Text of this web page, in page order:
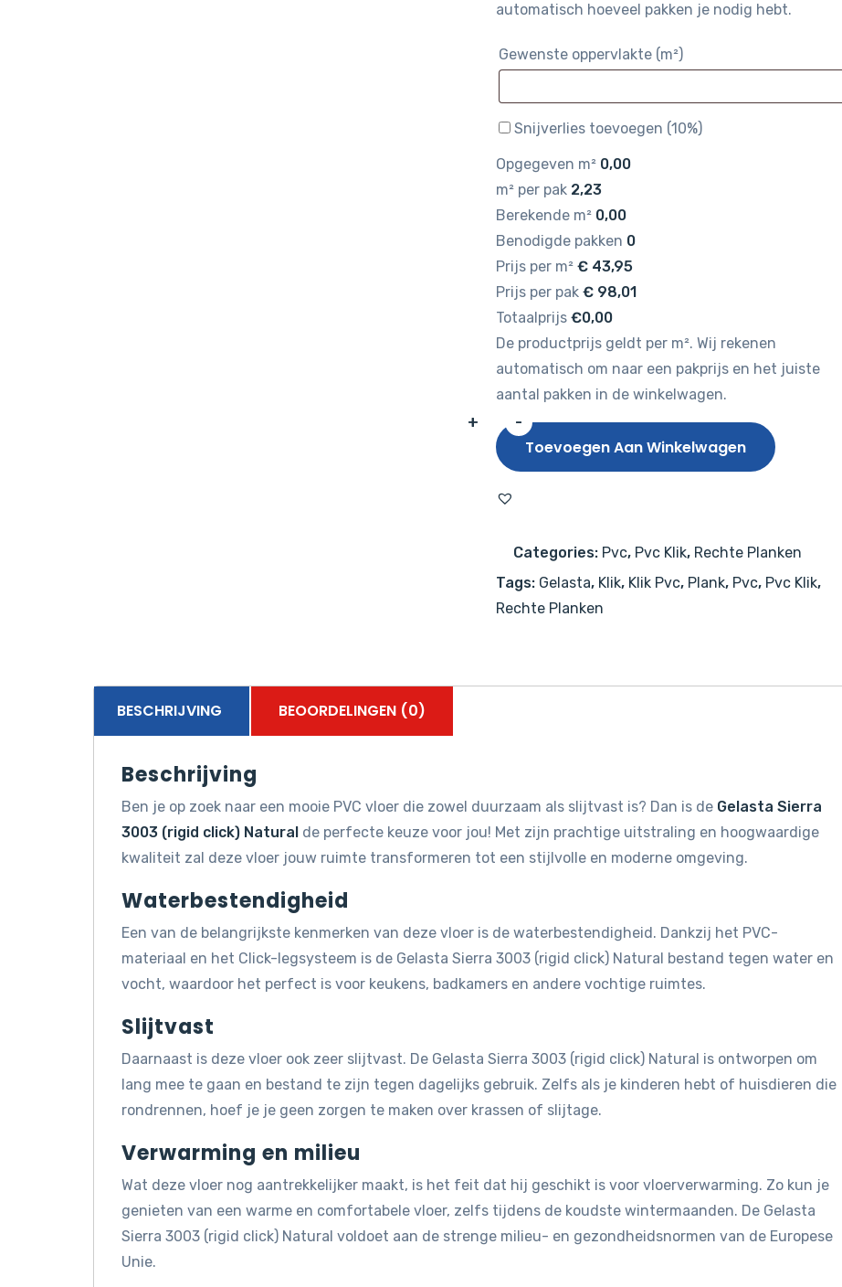
automatisch hoeveel pakken je nodig hebt.
Gewenste oppervlakte (m²)
Snijverlies toevoegen (10%)
Opgegeven m² 0,00
m² per pak 2,23
Berekende m² 0,00
Benodigde pakken 0
Prijs per m² €43,95
Prijs per pak €98,01
Totaalprijs €0,00
De productprijs geldt per m². Wij rekenen
automatisch om naar een pakprijs en het juiste
aantal pakken in de winkelwagen.
-
Gelasta
Sierra
(rigid
Natural
aantal
+
Toevoegen Aan Winkelwagen
Categories: Pvc, Pvc Klik, Rechte Planken
Tags: Gelasta, Klik, Klik Pvc, Plank, Pvc, Pvc Klik,
Rechte Planken
BESCHRIJVING BEOORDELINGEN (0)
Beschrijving
Ben je op zoek naar een mooie PVC vloer die zowel duurzaam als slijtvast is? Dan is de Gelasta Sierra
3003 (rigid click) Natural de perfecte keuze voor jou! Met zijn prachtige uitstraling en hoogwaardige
kwaliteit zal deze vloer jouw ruimte transformeren tot een stijlvolle en moderne omgeving.
Waterbestendigheid
Een van de belangrijkste kenmerken van deze vloer is de waterbestendigheid. Dankzij het PVC-
materiaal en het Click-legsysteem is de Gelasta Sierra 3003 (rigid click) Natural bestand tegen water en
vocht, waardoor het perfect is voor keukens, badkamers en andere vochtige ruimtes.
Slijtvast
Daarnaast is deze vloer ook zeer slijtvast. De Gelasta Sierra 3003 (rigid click) Natural is ontworpen om
lang mee te gaan en bestand te zijn tegen dagelijks gebruik. Zelfs als je kinderen hebt of huisdieren die
rondrennen, hoef je je geen zorgen te maken over krassen of slijtage.
Verwarming en milieu
Wat deze vloer nog aantrekkelijker maakt, is het feit dat hij geschikt is voor vloerverwarming. Zo kun je
genieten van een warme en comfortabele vloer, zelfs tijdens de koudste wintermaanden. De Gelasta
Sierra 3003 (rigid click) Natural voldoet aan de strenge milieu- en gezondheidsnormen van de Europese
Unie.